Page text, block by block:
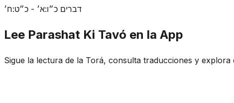
דברים כ״ו:א׳ - כ״ט:ח׳
Lee Parashat Ki Tavó en la App
Sigue la lectura de la Torá, consulta traducciones y